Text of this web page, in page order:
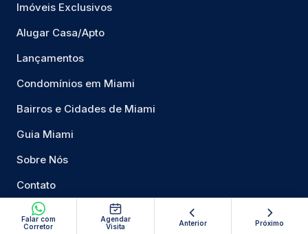
Falar com
Corretor
Agendar
Visita
Anterior Próximo
Imóveis Exclusivos
Alugar Casa/Apto
Lançamentos
Condomínios em Miami
Bairros e Cidades de Miami
Guia Miami
Sobre Nós
Contato
Mapa do Site